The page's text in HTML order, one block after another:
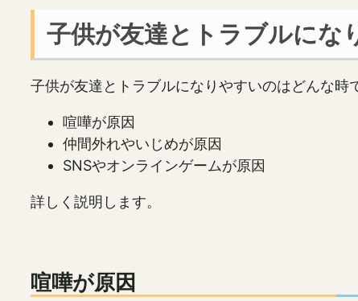
子供が友達とトラブルにな
子供が友達とトラブルになりやすいのはどんな時
喧嘩が原因
仲間外れやいじめが原因
SNSやオンラインゲームが原因
詳しく説明します。
喧嘩が原因